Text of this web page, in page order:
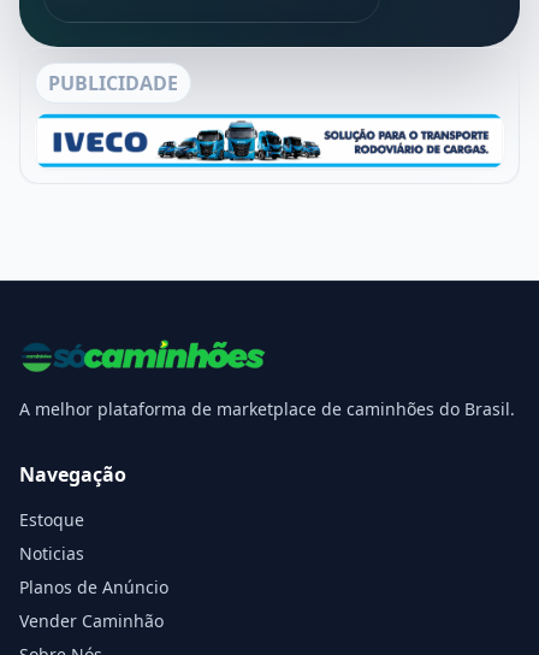
PUBLICIDADE
A melhor plataforma de marketplace de caminhões do Brasil.
Navegação
Estoque
Noticias
Planos de Anúncio
Vender Caminhão